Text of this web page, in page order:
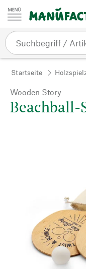
Zum Inhalt springen
Startseite
Wooden Story
Beachball-